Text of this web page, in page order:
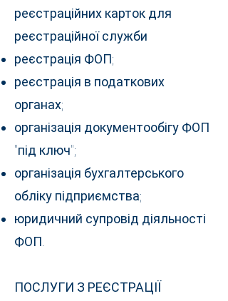
реєстраційних карток для
реєстраційної служби
реєстрація ФОП;
реєстрація в податкових
органах;
організація документообігу ФОП
"під ключ";
організація бухгалтерського
обліку підприємства;
юридичний супровід діяльності
ФОП.
ПОСЛУГИ З РЕЄСТРАЦІЇ